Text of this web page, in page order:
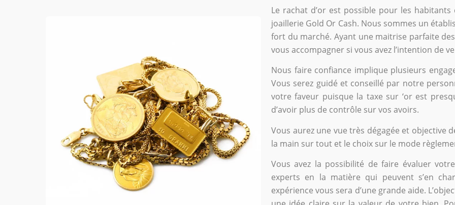
Le rachat d’or est possible pour les
joaillerie Gold Or Cash. Nous sommes un
fort du marché. Ayant une maitrise parfaite
vous accompagner si vous avez l’intention de
Nous faire confiance implique plusieurs
Vous serez guidé et conseillé par notre
votre faveur puisque la taxe sur ‘or est
d’avoir plus de contrôle sur vos avoirs.
Vous aurez une vue très dégagée et objective
la main sur tout et le choix sur le mode
Vous avez la possibilité de faire évaluer
experts en la matière qui peuvent s’en
expérience vous sera d’une grande aide.